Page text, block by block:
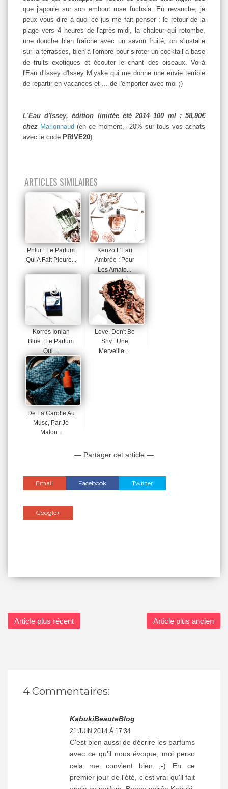
que j'appuie sur son embout rose fuchsia. En revanche, je
peux vous dire à quoi ce jus me fait penser : le retour de la
plage vers 4 heures de l'après-midi, la chaleur qui retombe,
une douche bien fraîche avec un savon fruité, on s'installe
sur la terrasses, bien à l'ombre pour siroter un cocktail à base
de fruits exotiques et écouter le chant des oiseaux. Voilà
l'Eau d'Issey d'Issey Miyake qui me donne une envie terrible
de repartir en vacances et ... de l'emporter avec moi ;)
L'Eau d'Issey, édition limitée été 2014 100 ml : 58,90€
chez Marionnaud (en ce moment, -20% sur tous vos achats
avec le code PRIVE20)
ARTICLES SIMILAIRES
Phlur : Le Parfum
Qui A Fait Pleure...
Kenzo L'Eau
Ambrée : Pour
Les Amate...
Korres Ionian
Blue : Le Parfum
Qui ...
Love. Don't Be
Shy : Une
Merveille ...
De La Carotte Au
Musc, Par Jo
Malon...
— Partager cet article —
Email Facebook Twitter
Google+
Article plus récent Article plus ancien
4 Commentaires:
KabukiBeauteBlog
21 JUIN 2014 À 17:34
C'est bien aussi de décrire les parfums
avec ce qu'il nous évoque, moi perso
cela me convient bien ;-) En ce
premier jour de l'été, c'est vrai qu'il fait